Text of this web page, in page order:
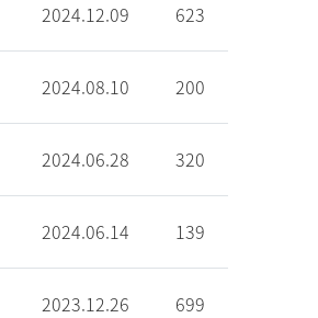
2024.12.09 623
2024.08.10 200
2024.06.28 320
2024.06.14 139
2023.12.26 699